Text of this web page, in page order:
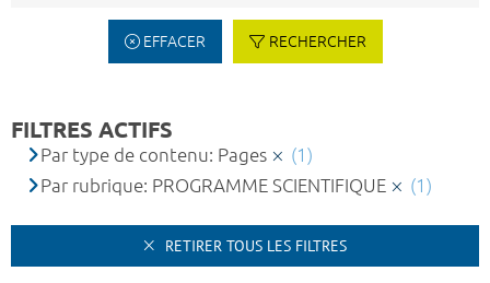
EFFACER RECHERCHER
FILTRES ACTIFS
Par type de contenu: Pages
(1)
Par rubrique: PROGRAMME SCIENTIFIQUE
(1)
RETIRER TOUS LES FILTRES